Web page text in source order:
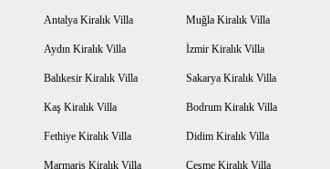
Antalya Kiralık Villa Muğla Kiralık Villa
Aydın Kiralık Villa İzmir Kiralık Villa
Balıkesir Kiralık Villa Sakarya Kiralık Villa
Kaş Kiralık Villa Bodrum Kiralık Villa
Fethiye Kiralık Villa Didim Kiralık Villa
Marmaris Kiralık Villa Çeşme Kiralık Villa